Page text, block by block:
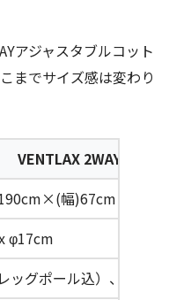
アジャスタブルコット
までサイズ感は変わり
VENTLAX 2WAYアジ
幅)67cm×(高さ
φ17cm
ッグポール込）、2.4kg